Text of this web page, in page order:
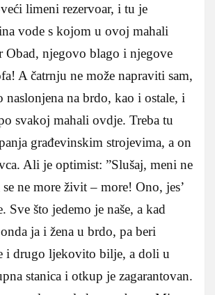
limeni rezervoar, i tu je
vode s kojom u ovoj mahali
Obad, njegovo blago i njegove
A čatrnju ne može napraviti sam,
naslonjena na brdo, kao i ostale, i
svakoj mahali ovdje. Treba tu
građevinskim strojevima, a on
Ali je optimist: ”Slušaj, meni ne
ne more živit – more! Ono, jes’
Sve što jedemo je naše, a kad
ja i žena u brdo, pa beri
i drugo ljekovito bilje, a doli u
stanica i otkup je zagarantovan.